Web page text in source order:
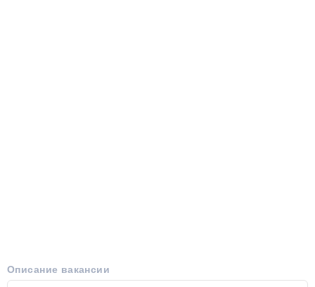
Описание вакансии